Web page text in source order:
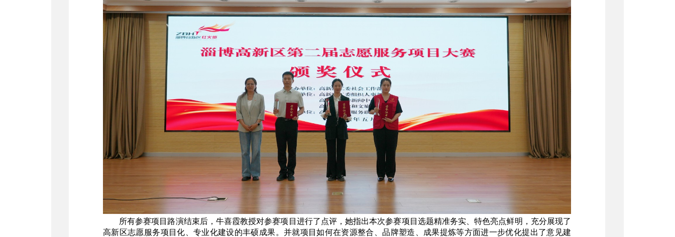
所有参赛项目路演结束后，牛喜霞教授对参赛项目进行了点评，她指出本次参赛项目选题精准务实、特色亮点鲜明，充分展现了
高新区志愿服务项目化、专业化建设的丰硕成果。并就项目如何在资源整合、品牌塑造、成果提炼等方面进一步优化提出了意见建